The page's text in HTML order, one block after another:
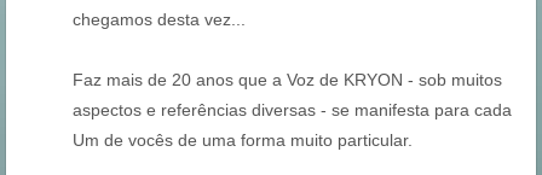
chegamos desta vez...
Faz mais de 20 anos que a Voz de KRYON - sob muitos
aspectos e referências diversas - se manifesta para cada
Um de vocês de uma forma muito particular.